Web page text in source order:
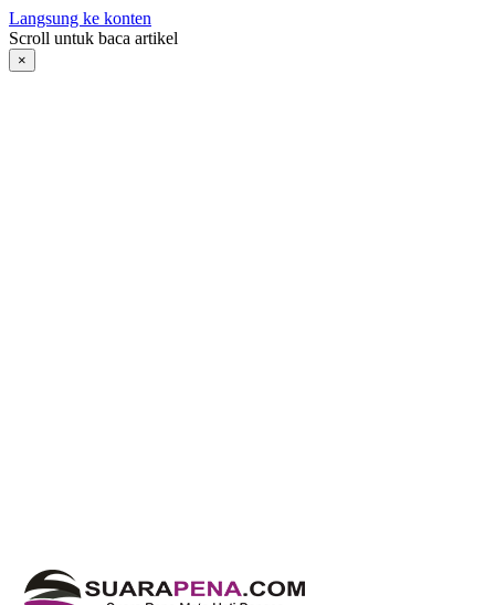
Langsung ke konten
Scroll untuk baca artikel
×